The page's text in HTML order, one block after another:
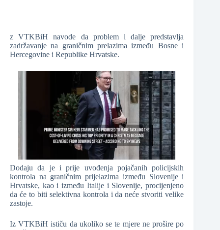
z VTKBiH navode da problem i dalje predstavlja
zadržavanje na graničnim prelazima između Bosne i
Hercegovine i Republike Hrvatske.
Dodaju da je i prije uvođenja pojačanih policijskih
kontrola na graničnim prijelazima između Slovenije i
Hrvatske, kao i između Italije i Slovenije, procijenjeno
da će to biti selektivna kontrola i da neće stvoriti velike
zastoje.
Iz VTKBiH ističu da ukoliko se te mjere ne prošire po